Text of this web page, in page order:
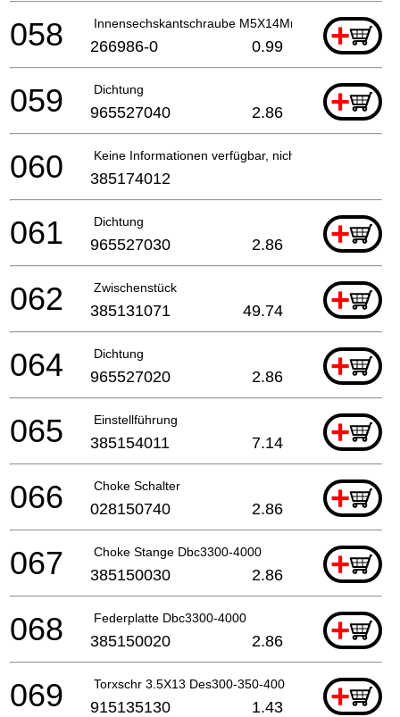
Innensechskantschraube M5X14Mm Pc-6114 A
+
058 266986-0 0.99
Dichtung +
059 965527040 2.86
Keine Informationen verfügbar, nicht bestellbar
060 385174012
Dichtung +
061 965527030 2.86
Zwischenstück +
062 385131071 49.74
Dichtung +
064 965527020 2.86
Einstellführung +
065 385154011 7.14
Choke Schalter +
066 028150740 2.86
Choke Stange Dbc3300-4000 +
067 385150030 2.86
Federplatte Dbc3300-4000 +
068 385150020 2.86
Torxschr 3.5X13 Des300-350-400 +
069 915135130 1.43